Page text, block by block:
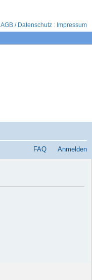
AGB / Datenschutz : Impressum
FAQ Anmelden